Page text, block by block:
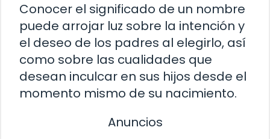
Conocer el significado de un nombre
puede arrojar luz sobre la intención y
el deseo de los padres al elegirlo, así
como sobre las cualidades que
desean inculcar en sus hijos desde el
momento mismo de su nacimiento.
Anuncios